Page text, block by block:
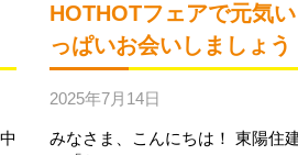
HOTHOTフェアで元気い
っぱいお会いしましょう
2025年7月14日
みなさま、こんにちは！ 東陽住